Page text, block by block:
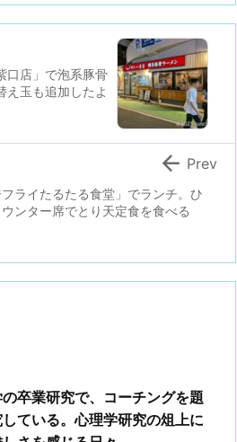
口店」で泡系豚骨
え玉も追加したよ
フライたるたる食堂」でランチ。ひ
ンター席でとり天定食を食べる
 Prev
卒業研究で、コーチングを題
ている。心理学研究の俎上に